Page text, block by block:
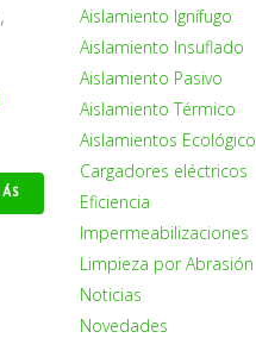
Aislamiento Ignífugo
Aislamiento Insuflado
Aislamiento Pasivo
Aislamiento Térmico
Aislamientos
Cargadores eléctricos
Eficiencia
Impermeabilizaciones
Limpieza por Abrasión
Noticias
Novedades